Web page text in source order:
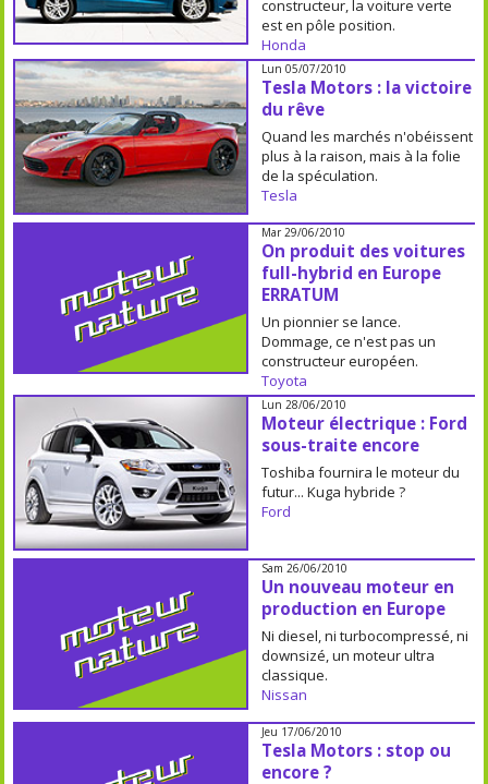
constructeur, la voiture verte
est en pôle position.
Honda
Lun 05/07/2010
Tesla Motors : la victoire
du rêve
Quand les marchés n'obéissent
plus à la raison, mais à la folie
de la spéculation.
Tesla
Mar 29/06/2010
On produit des voitures
full-hybrid en Europe
ERRATUM
Un pionnier se lance.
Dommage, ce n'est pas un
constructeur européen.
Toyota
Lun 28/06/2010
Moteur électrique : Ford
sous-traite encore
Toshiba fournira le moteur du
futur... Kuga hybride ?
Ford
Sam 26/06/2010
Un nouveau moteur en
production en Europe
Ni diesel, ni turbocompressé, ni
downsizé, un moteur ultra
classique.
Nissan
Jeu 17/06/2010
Tesla Motors : stop ou
encore ?